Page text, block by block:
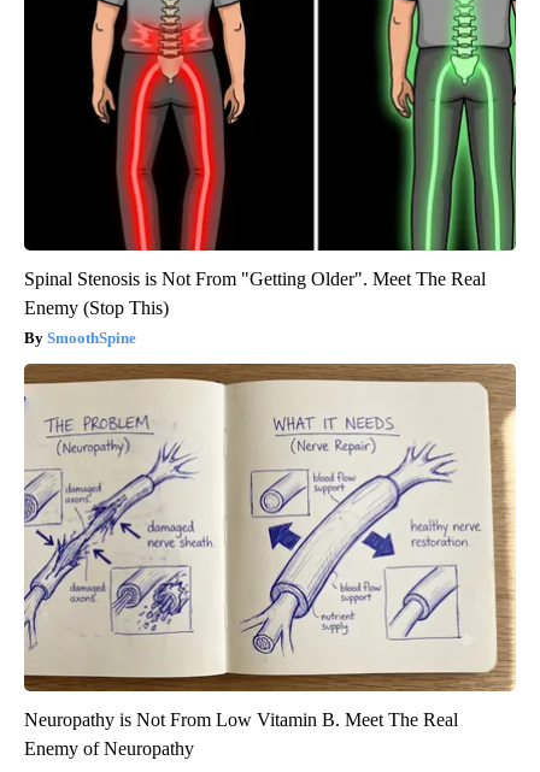
Spinal Stenosis is Not From "Getting Older". Meet The Real
Enemy (Stop This)
SmoothSpine
Neuropathy is Not From Low Vitamin B. Meet The Real
Enemy of Neuropathy